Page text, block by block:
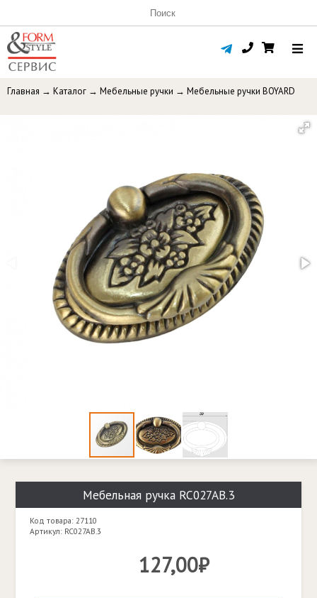
Главная → Каталог → Мебельные ручки → Мебельные ручки BOYARD
Мебельная ручка RC027AB.3
Код товара: 27110
Артикул: RC027AB.3
127,00₽